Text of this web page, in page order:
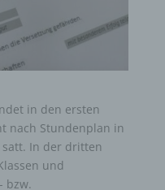
in den ersten
nach Stundenplan in
In der dritten
und
bzw.